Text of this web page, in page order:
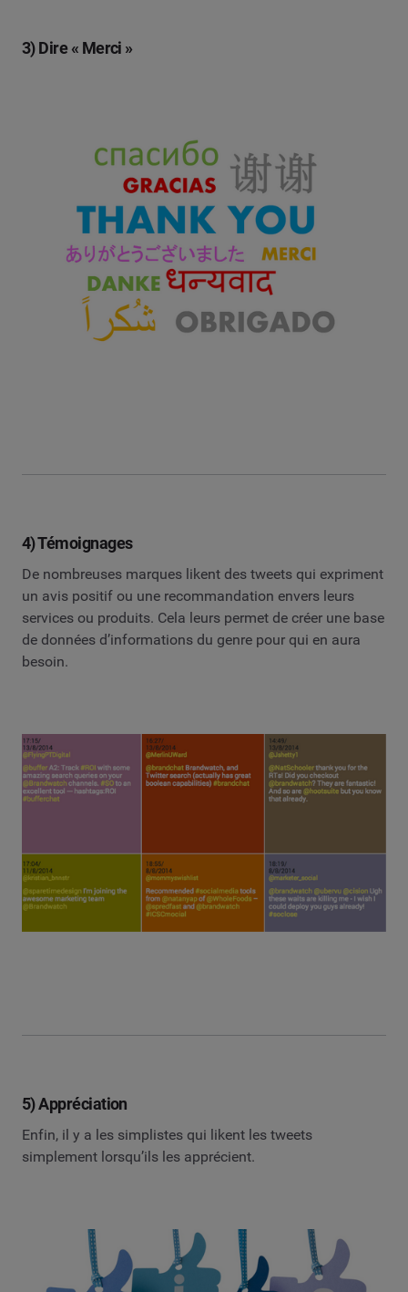
3) Dire « Merci »
4) Témoignages
De nombreuses marques likent des tweets qui expriment
un avis positif ou une recommandation envers leurs
services ou produits. Cela leurs permet de créer une base
de données d’informations du genre pour qui en aura
besoin.
5) Appréciation
Enfin, il y a les simplistes qui likent les tweets
simplement lorsqu’ils les apprécient.